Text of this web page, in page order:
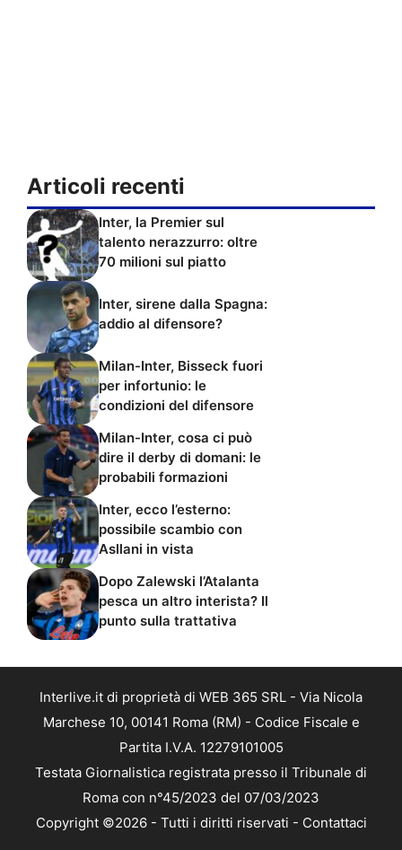
Articoli recenti
Inter, la Premier sul
talento nerazzurro: oltre
70 milioni sul piatto
Inter, sirene dalla Spagna:
addio al difensore?
Milan-Inter, Bisseck fuori
per infortunio: le
condizioni del difensore
Milan-Inter, cosa ci può
dire il derby di domani: le
probabili formazioni
Inter, ecco l’esterno:
possibile scambio con
Asllani in vista
Dopo Zalewski l’Atalanta
pesca un altro interista? Il
punto sulla trattativa
Interlive.it di proprietà di WEB 365 SRL - Via Nicola
Marchese 10, 00141 Roma (RM) - Codice Fiscale e
Partita I.V.A. 12279101005
Testata Giornalistica registrata presso il Tribunale di
Roma con n°45/2023 del 07/03/2023
Copyright ©2026 - Tutti i diritti riservati - Contattaci